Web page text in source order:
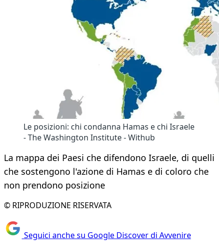
Le posizioni: chi condanna Hamas e chi Israele
- The Washington Institute - Withub
La mappa dei Paesi che difendono Israele, di quelli
che sostengono l'azione di Hamas e di coloro che
non prendono posizione
© RIPRODUZIONE RISERVATA
Seguici anche su Google Discover di Avvenire